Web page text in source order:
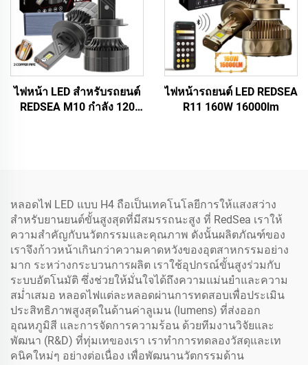
ไฟหน้า LED สำหรับรถยนต์
REDSEA M10 กำลัง 120
ไฟหน้ารถยนต์ LED REDSEA
R11 160W 16000lm
หลอดไฟ LED แบบ H4 ถือเป็นเทคโนโลยีการให้แสงสว่าง
สำหรับยานยนต์ขั้นสูงสุดที่มีสมรรถนะสูง ที่ RedSea เราให้
ความสำคัญกับนวัตกรรมและคุณภาพ ดังนั้นผลิตภัณฑ์ของ
เราจึงก้าวหน้าเกินกว่าความคาดหวังของอุตสาหกรรมอย่าง
มาก ระหว่างกระบวนการผลิต เราใช้อุปกรณ์ขั้นสูงร่วมกับ
ระบบอัตโนมัติ ซึ่งช่วยให้มั่นใจได้ถึงความแม่นยำและความ
สม่ำเสมอ หลอดไฟแต่ละหลอดผ่านการทดสอบเพื่อประเมิน
ประสิทธิภาพสูงสุดในด้านค่าลูเมน (lumens) ที่ส่งออก
อุณหภูมิสี และการจัดการความร้อน ด้วยทีมงานวิจัยและ
พัฒนา (R&D) ที่ทุ่มเทของเรา เราทำการทดลองวัสดุและเท
คนิคใหม่ๆ อย่างต่อเนื่อง เพื่อพัฒนานวัตกรรมด้าน